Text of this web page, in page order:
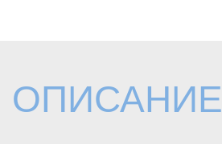
ОПИСАНИЕ